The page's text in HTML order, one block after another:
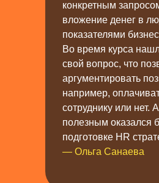
конкретным
вложение денег в
показателями
Во время курса
свой вопрос, что
аргументировать
например,
сотруднику или нет.
полезным оказался
подготовке HR
— Ольга Санаева